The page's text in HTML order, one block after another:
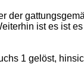
ist es ist
1 gelöst,